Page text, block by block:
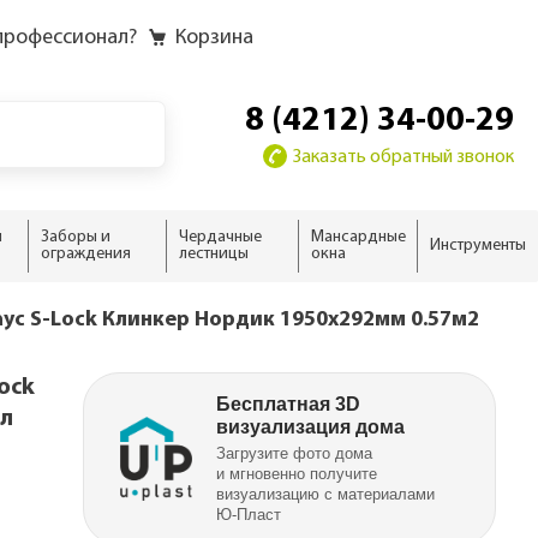
Корзина
8 (4212) 34-00-29
Заказать обратный звонок
Заборы и
ограждения
Чердачные
лестницы
Мансардные
окна
Инструменты
слоёв
кровли
S-Lock Клинкер Нордик 1950х292мм 0.57м2
Бесплатная 3D
визуализация дома
Загрузите фото дома
и мгновенно получите
визуализацию с материалами
Ю‑Пласт